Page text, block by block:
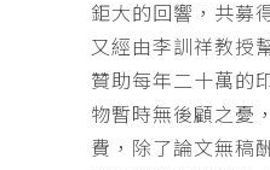
鉅大的回響，共募
又經由李訓祥教授
贊助每年二十萬的
物暫時無後顧之憂
費，除了論文無稿